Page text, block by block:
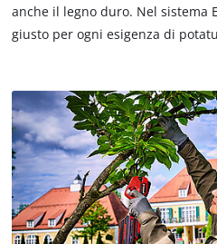
anche il legno duro. Nel sistema
giusto per ogni esigenza di